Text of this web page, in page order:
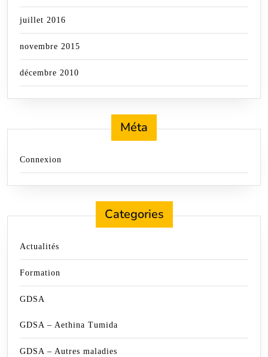
juillet 2016
novembre 2015
décembre 2010
Méta
Connexion
Categories
Actualités
Formation
GDSA
GDSA – Aethina Tumida
GDSA – Autres maladies